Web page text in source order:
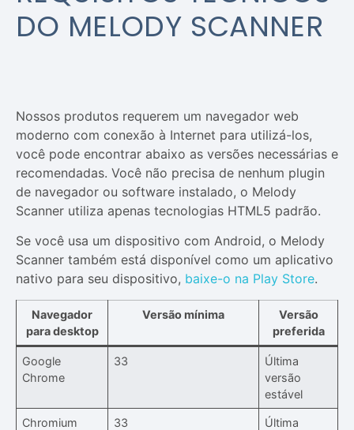
DO MELODY SCANNER
Nossos produtos requerem um navegador web
moderno com conexão à Internet para utilizá-los,
você pode encontrar abaixo as versões necessárias e
recomendadas. Você não precisa de nenhum plugin
de navegador ou software instalado, o Melody
Scanner utiliza apenas tecnologias HTML5 padrão.
Se você usa um dispositivo com Android, o Melody
Scanner também está disponível como um aplicativo
nativo para seu dispositivo, baixe-o na Play Store.
Navegador
para desktop
Versão mínima
Versão
preferida
Google
Chrome
33
Última
versão
estável
Chromium 33
Última